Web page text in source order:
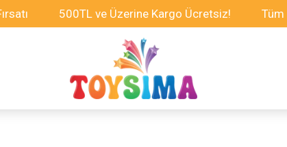
500TL ve Üzerine Kargo Ücretsiz! Tüm